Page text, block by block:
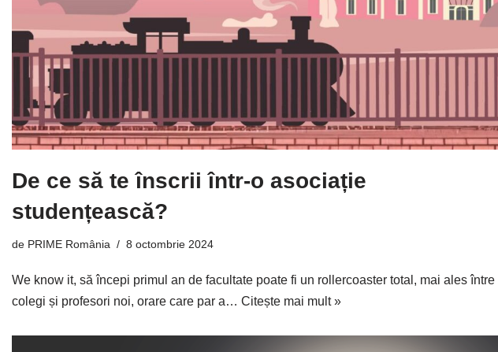
De ce să te înscrii într-o asociație
studențească?
de PRIME România 8 octombrie 2024
We know it, să începi primul an de facultate poate fi un rollercoaster total, mai ales între
colegi și profesori noi, orare care par a… Citește mai mult »